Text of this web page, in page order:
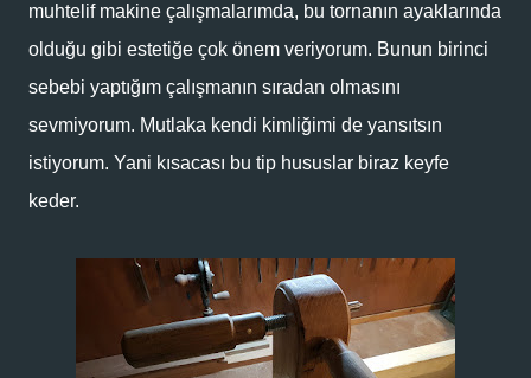
muhtelif makine çalışmalarımda, bu tornanın ayaklarında
olduğu gibi estetiğe çok önem veriyorum. Bunun birinci
sebebi yaptığım çalışmanın sıradan olmasını
sevmiyorum. Mutlaka kendi kimliğimi de yansıtsın
istiyorum. Yani kısacası bu tip hususlar biraz keyfe
keder.